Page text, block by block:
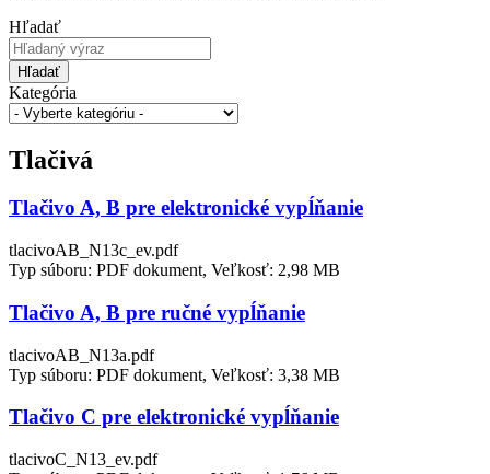
Hľadať
Hľadať
Kategória
Tlačivá
Tlačivo A, B pre elektronické vypĺňanie
tlacivoAB_N13c_ev.pdf
Typ súboru: PDF dokument, Veľkosť: 2,98 MB
Tlačivo A, B pre ručné vypĺňanie
tlacivoAB_N13a.pdf
Typ súboru: PDF dokument, Veľkosť: 3,38 MB
Tlačivo C pre elektronické vypĺňanie
tlacivoC_N13_ev.pdf